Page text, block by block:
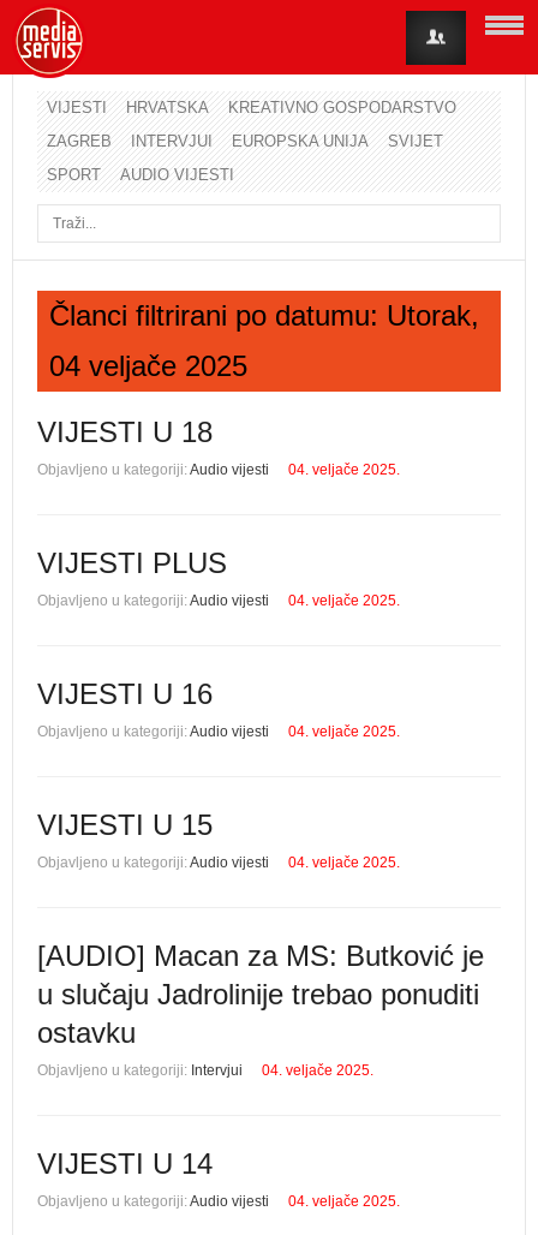
VIJESTI HRVATSKA
KREATIVNO GOSPODARSTVO
ZAGREB
INTERVJUI EUROPSKA UNIJA
SVIJET
SPORT
AUDIO VIJESTI
Članci filtrirani po datumu: Utorak,
04 veljače 2025
VIJESTI U 18
Objavljeno u kategoriji:Audio vijesti 04. veljače 2025.
VIJESTI PLUS
Objavljeno u kategoriji:Audio vijesti 04. veljače 2025.
VIJESTI U 16
Objavljeno u kategoriji:Audio vijesti 04. veljače 2025.
VIJESTI U 15
Objavljeno u kategoriji:Audio vijesti 04. veljače 2025.
[AUDIO] Macan za MS: Butković je
u slučaju Jadrolinije trebao ponuditi
ostavku
Objavljeno u kategoriji: Intervjui 04. veljače 2025.
VIJESTI U 14
Objavljeno u kategoriji:Audio vijesti 04. veljače 2025.
Korisničko ime
Lozinka
Zaboravili ste lozinku?